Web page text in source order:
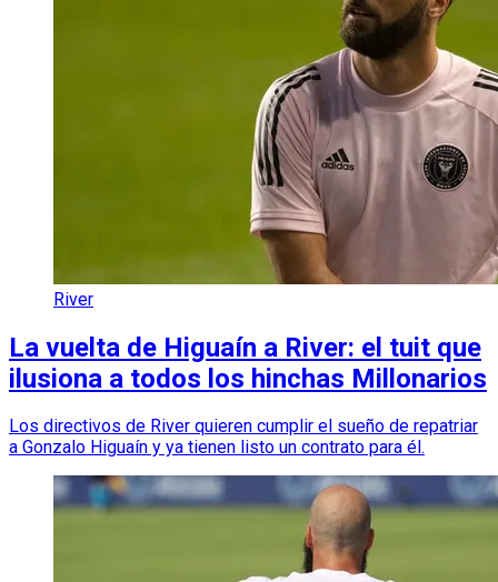
River
La vuelta de Higuaín a River: el tuit que
ilusiona a todos los hinchas Millonarios
Los directivos de River quieren cumplir el sueño de repatriar
a Gonzalo Higuaín y ya tienen listo un contrato para él.